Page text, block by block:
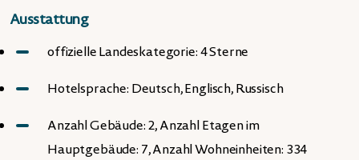
Ausstattung
offizielle Landeskategorie: 4 Sterne
Hotelsprache: Deutsch, Englisch, Russisch
Anzahl Gebäude: 2, Anzahl Etagen im
Hauptgebäude: 7, Anzahl Wohneinheiten: 334